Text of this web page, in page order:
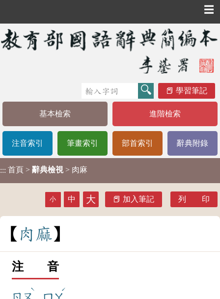
☰
學習筆記
基本檢索 進階檢索
注音索引 筆畫索引 部首索引 辭典附錄
::: 首頁 > 辭典檢視 > 肉麻
小 中 大 加入筆記 列 印
肉 麻
注 音
ˋ ˊ